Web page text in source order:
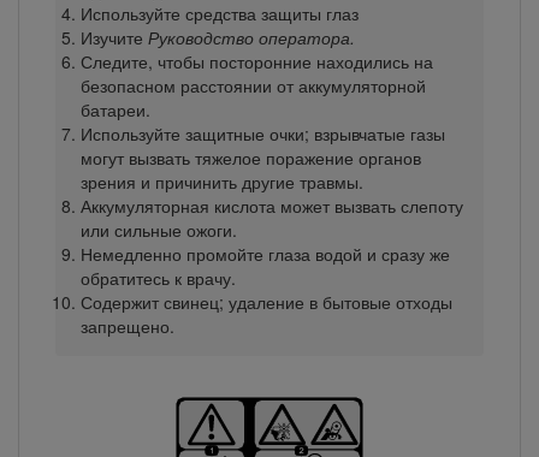
Используйте средства защиты глаз
Изучите Руководство оператора.
Следите, чтобы посторонние находились на
безопасном расстоянии от аккумуляторной
батареи.
Используйте защитные очки; взрывчатые газы
могут вызвать тяжелое поражение органов
зрения и причинить другие травмы.
Аккумуляторная кислота может вызвать слепоту
или сильные ожоги.
Немедленно промойте глаза водой и сразу же
обратитесь к врачу.
Содержит свинец; удаление в бытовые отходы
запрещено.